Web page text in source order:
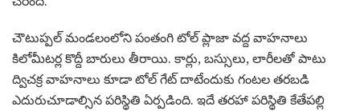
చౌటుప్పల్ మండలంలోని పంతంగి టోల్ ప్లాజా వద్ద వాహనాలు
కిలోమీటర్ల కొద్దీ బారులు తీరాయి. కార్లు, బస్సులు, లారీలతో పాటు
ద్విచక్ర వాహనాలు కూడా టోల్ గేట్ దాటేందుకు గంటల తరబడి
ఎదురుచూడాల్సిన పరిస్థితి ఏర్పడింది. ఇదే తరహా పరిస్థితి కేతేపల్లి